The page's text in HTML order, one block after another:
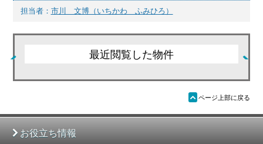
担当者： 市川 文博（いちかわ ふみひろ）
最近閲覧した物件
ü ページ上部に戻る
お役立ち情報